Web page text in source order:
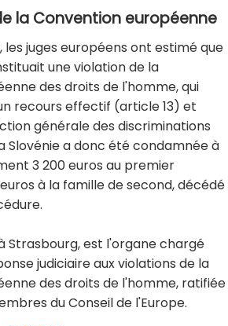
la Convention européenne
les juges européens ont estimé que
une violation de la
des droits de l'homme, qui
recours effectif (article 13) et
générale des discriminations
Slovénie a donc été condamnée à
3 200 euros au premier
à la famille de second, décédé
à Strasbourg, est l'organe chargé
judiciaire aux violations de la
des droits de l'homme, ratifiée
du Conseil de l'Europe.